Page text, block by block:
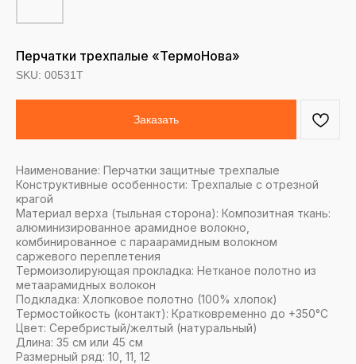
Перчатки трехпалые «ТермоНова»
SKU: 00531Т
Заказать
Наименование: Перчатки защитные трехпалые
Конструктивные особенности: Трехпалые с отрезной
крагой
Материал верха (тыльная сторона): Композитная ткань:
алюминизированное арамидное волокно,
комбинированное с параарамидным волокном
саржевого переплетения
Термоизолирующая прокладка: Нетканое полотно из
метаарамидных волокон
Подкладка: Хлопковое полотно (100% хлопок)
Термостойкость (контакт): Кратковременно до +350°С
Цвет: Серебристый/желтый (натуральный)
Длина: 35 см или 45 см
Размерный ряд: 10, 11, 12